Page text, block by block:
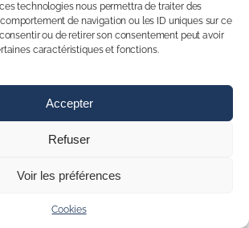
technologies nous permettra de traiter des
de navigation ou les ID uniques sur ce
ou de retirer son consentement peut avoir
caractéristiques et fonctions.
Accepter
Refuser
Voir les préférences
Cookies
aussi très bénéfiques pour la santé.
Musculation.com